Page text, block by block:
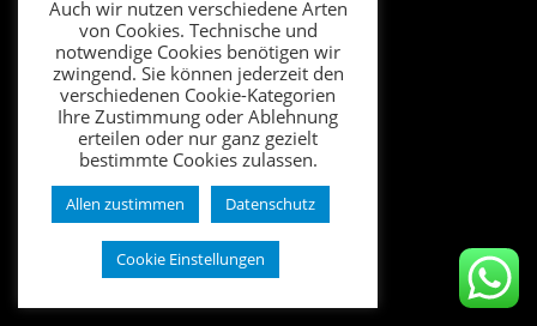
Auch wir nutzen verschiedene Arten
von Cookies. Technische und
notwendige Cookies benötigen wir
zwingend. Sie können jederzeit den
verschiedenen Cookie-Kategorien
Ihre Zustimmung oder Ablehnung
erteilen oder nur ganz gezielt
bestimmte Cookies zulassen.
Allen zustimmen Datenschutz
Cookie Einstellungen